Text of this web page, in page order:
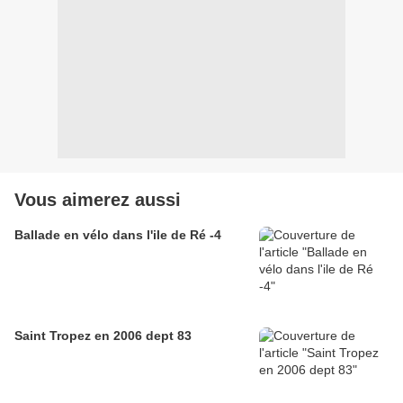
Vous aimerez aussi
Ballade en vélo dans l'ile de Ré -4
Saint Tropez en 2006 dept 83